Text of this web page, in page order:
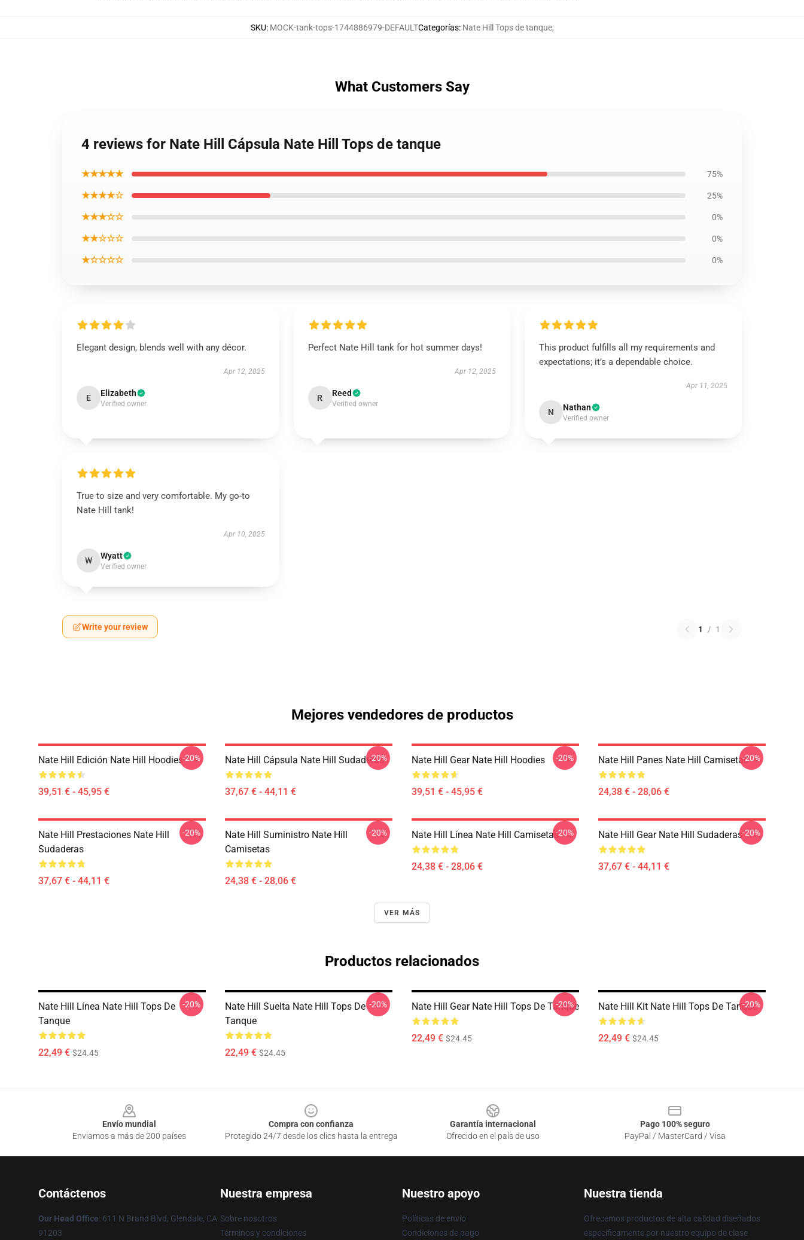
SKU: MOCK-tank-tops-1744886979-DEFAULTCategorías: Nate Hill Tops de tanque,
What Customers Say
4 reviews for Nate Hill Cápsula Nate Hill Tops de tanque
★★★★★ 75%
★★★★☆ 25%
★★★☆☆ 0%
★★☆☆☆ 0%
★☆☆☆☆ 0%
Elegant design, blends well with any décor.
Apr 12, 2025
E Elizabeth
Verified owner
Perfect Nate Hill tank for hot summer days!
Apr 12, 2025
R Reed
Verified owner
This product fulfills all my requirements and
expectations; it’s a dependable choice.
Apr 11, 2025
N Nathan
Verified owner
True to size and very comfortable. My go-to
Nate Hill tank!
Apr 10, 2025
W Wyatt
Verified owner
Write your review 1 / 1
Mejores vendedores de productos
Nate Hill Edición Nate Hill Hoodies
39,51 € - 45,95 €
-20% Nate Hill Cápsula Nate Hill Sudaderas
37,67 € - 44,11 €
-20% Nate Hill Gear Nate Hill Hoodies
39,51 € - 45,95 €
-20% Nate Hill Panes Nate Hill Camisetas
24,38 € - 28,06 €
-20%
Nate Hill Prestaciones Nate Hill
Sudaderas
37,67 € - 44,11 €
-20%
Nate Hill Suministro Nate Hill
Camisetas
24,38 € - 28,06 €
-20% Nate Hill Línea Nate Hill Camisetas
24,38 € - 28,06 €
-20% Nate Hill Gear Nate Hill Sudaderas
37,67 € - 44,11 €
-20%
VER MÁS
Productos relacionados
Nate Hill Línea Nate Hill Tops De
Tanque
22,49 € $24.45
-20%
Nate Hill Suelta Nate Hill Tops De
Tanque
22,49 € $24.45
-20% Nate Hill Gear Nate Hill Tops De Tanque
22,49 € $24.45
-20% Nate Hill Kit Nate Hill Tops De Tanque
22,49 € $24.45
-20%
Envío mundial
Enviamos a más de 200 países
Compra con confianza
Protegido 24/7 desde los clics hasta la entrega
Garantía internacional
Ofrecido en el país de uso
Pago 100% seguro
PayPal / MasterCard / Visa
Contáctenos
Our Head Office: 611 N Brand Blvd, Glendale, CA
91203
Nuestra empresa
Sobre nosotros
Términos y condiciones
Nuestro apoyo
Políticas de envío
Condiciones de pago
Nuestra tienda
Ofrecemos productos de alta calidad diseñados
específicamente por nuestro equipo de clase